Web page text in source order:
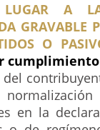
A LA
GRAVABLE
O
del
en la